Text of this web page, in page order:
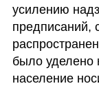
усилению
предписаний,
было уделено
население